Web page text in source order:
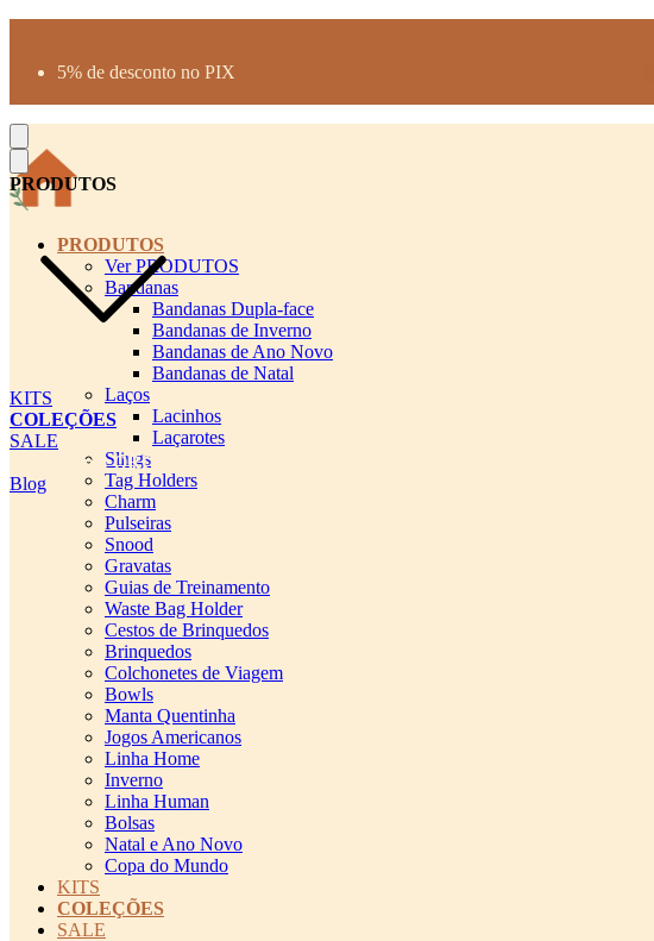
5% de desconto no PIX
PRODUTOS
KITS
COLEÇÕES
SALE
cadastro pet QRCODE
Blog
PRODUTOS
Ver PRODUTOS
Bandanas
Bandanas Dupla-face
Bandanas de Inverno
Bandanas de Ano Novo
Bandanas de Natal
Laços
Lacinhos
Laçarotes
Slings
Tag Holders
Charm
Pulseiras
Snood
Gravatas
Guias de Treinamento
Waste Bag Holder
Cestos de Brinquedos
Brinquedos
Colchonetes de Viagem
Bowls
Manta Quentinha
Jogos Americanos
Linha Home
Inverno
Linha Human
Bolsas
Natal e Ano Novo
Copa do Mundo
KITS
COLEÇÕES
SALE